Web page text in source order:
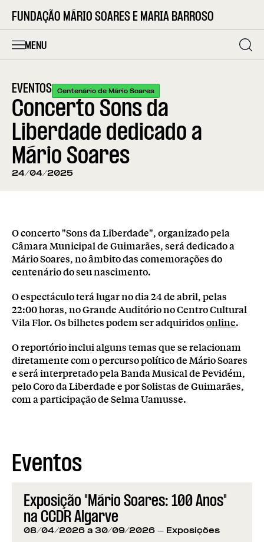
FUNDAÇÃO MÁRIO SOARES E MARIA BARROSO
MENU
EVENTOS Centenário de Mário Soares
Concerto Sons da
Liberdade dedicado a
Mário Soares
24/04/2025
O concerto "Sons da Liberdade", organizado pela
Câmara Municipal de Guimarães, será dedicado a
Mário Soares, no âmbito das comemorações do
centenário do seu nascimento.
O espectáculo terá lugar no dia 24 de abril, pelas
22:00 horas, no Grande Auditório no Centro Cultural
Vila Flor. Os bilhetes podem ser adquiridosonline.
O reportório inclui alguns temas que se relacionam
diretamente com o percurso político de Mário Soares
e será interpretado pela Banda Musical de Pevidém,
pelo Coro da Liberdade e por Solistas de Guimarães,
com a participação de Selma Uamusse.
Eventos
Exposição "Mário Soares: 100 Anos"
na CCDR Algarve
08/04/2026 a 30/09/2026 - Exposições